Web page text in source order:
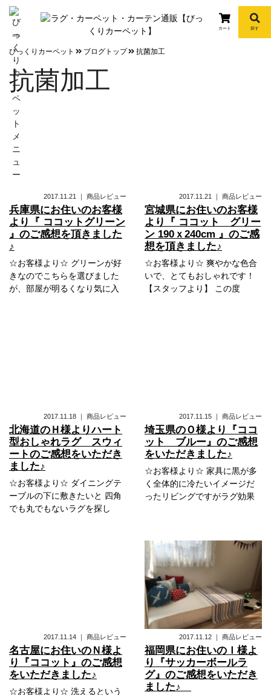
info
カート 探す
びっくりカーペット ブログトップ 抗菌加工
抗菌加工
2017.11.21 ｜ 商品レビュー
兵庫県にお住いのお客様
より『 ココットグリーン
』のご感想を頂きました
♪
☆お客様より☆ グリーンが好
きなのでこちらを選びました
が、部屋が明るくなり気に入
2017.11.21 ｜ 商品レビュー
宮城県にお住いのお客様
より『 ココット グリー
ン 190ｘ240cm 』のご感
想を頂きました♪
☆お客様より☆ 爽やかな色合
いで、とてもおしゃれです！
【スタッフより】 この度
2017.11.18 ｜ 商品レビュー
北海道のＨ様よりハート
型おしゃれラグ スウィ
ートのご感想をいただき
ました♪
☆お客様より☆ ダイニングテ
ーブルの下に敷きたいと 四角
でも丸でもないラグを探し
2017.11.15 ｜ 商品レビュー
埼玉県のＯ様より『ココ
ット ブルー』のご感想
をいただきました♪
☆お客様より☆ 家具に黒が多
く全体的に冷たいイメージだ
ったリビングですがラグ効果
2017.11.14 ｜ 商品レビュー
名古屋にお住いのＮ様よ
り『ココット』のご感想
をいただきました♪
☆お客様より☆ 洗えるという
2017.11.12 ｜ 商品レビュー
福岡県にお住いのＩ様よ
り『サッカーボールラ
グ』のご感想をいただき
ました♪